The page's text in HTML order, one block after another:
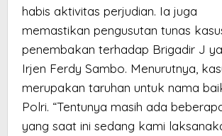
habis aktivitas perjudian. Ia juga
memastikan pengusutan tunas
penembakan terhadap Brigadir J
Irjen Ferdy Sambo. Menurutnya,
merupakan taruhan untuk nama
Polri. “Tentunya masih ada
yang saat ini sedang kami